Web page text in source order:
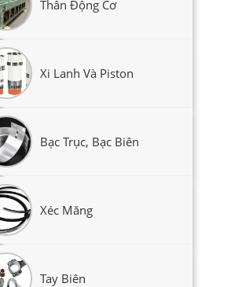
Thân Động Cơ
Xi Lanh Và Piston
Bạc Trục, Bạc Biên
Xéc Măng
Tay Biên